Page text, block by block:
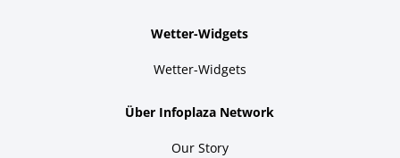
Wetter-Widgets
Wetter-Widgets
Über Infoplaza Network
Our Story